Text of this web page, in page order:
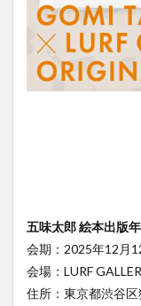
五味太郎 絵本出版
会期：2025年12月
会場：LURF
住所：東京都渋谷